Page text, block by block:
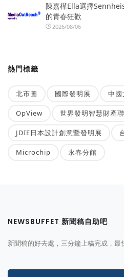
陳嘉樺Ella選擇
的青春狂歡
2026/08/06
熱門標籤
北市圖 國際發明展 中國
OpView 世界發明智慧財產
JDIE日本設計創意暨發明展
Microchip 永春分館
NEWSBUFFET 新聞稿自助吧
新聞稿的好去處，三分鐘上稿完成，最